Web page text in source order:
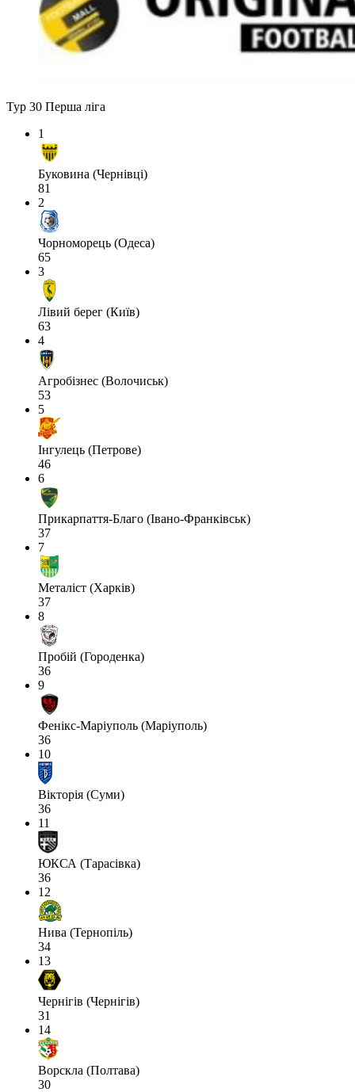
Тур 30 Перша ліга
1
Буковина (Чернівці)
81
2
Чорноморець (Одеса)
65
3
Лівий берег (Київ)
63
4
Агробізнес (Волочиськ)
53
5
Інгулець (Петрове)
46
6
Прикарпаття-Благо (Івано-Франківськ)
37
7
Металіст (Харків)
37
8
Пробій (Городенка)
36
9
Фенікс-Маріуполь (Маріуполь)
36
10
Вікторія (Суми)
36
11
ЮКСА (Тарасівка)
36
12
Нива (Тернопіль)
34
13
Чернігів (Чернігів)
31
14
Ворскла (Полтава)
30